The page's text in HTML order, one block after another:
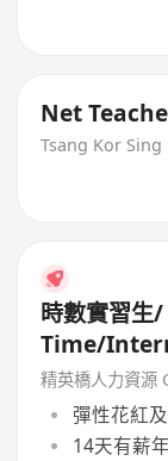
Net
Tsang Kor Sing
時數實習生
Time/
精英橋人力資源
彈性花紅
14天有薪